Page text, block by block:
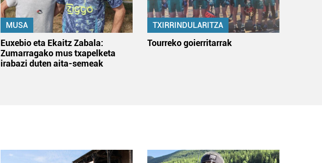
MUSA
Euxebio eta Ekaitz Zabala:
Zumarragako mus txapelketa
irabazi duten aita-semeak
TXIRRINDULARITZA
Tourreko goierritarrak